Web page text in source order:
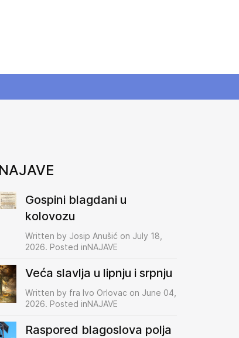
NAJAVE
Gospini blagdani u
kolovozu
Written by Josip Anušić on July 18,
2026. Posted inNAJAVE
Veća slavlja u lipnju i srpnju
Written by fra Ivo Orlovac on June 04,
2026. Posted inNAJAVE
Raspored blagoslova polja